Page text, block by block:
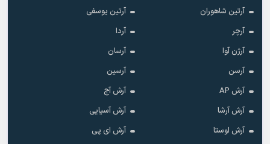
آرتین شاهوران
آرتین یوسفی
آرچر
آردا
آرژن آوا
آرسان
آرسن
آرسین
آرش AP
آرش آج
آرش آرشا
آرش آسیایی
آرش اوستا
آرش ای پی